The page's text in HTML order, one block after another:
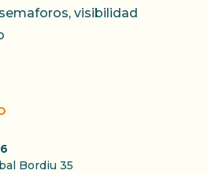
semaforos, visibilidad
Bordiu 35